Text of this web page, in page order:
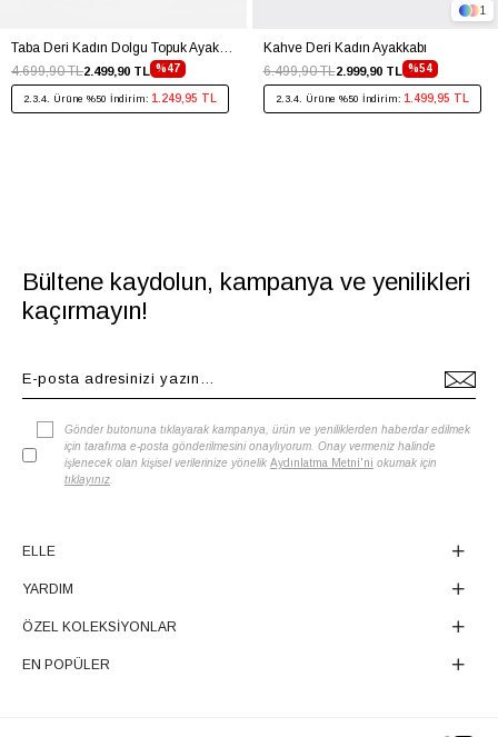
Taba Deri Kadın Dolgu Topuk Ayakkabı
%47
2.499,90 TL
4.699,90 TL
2.3.4. Ürüne %50 İndirim: 1.249,95 TL
Kahve Deri Kadın Ayakkabı
%54
2.999,90 TL
6.499,90 TL
2.3.4. Ürüne %50 İndirim: 1.499,95 TL
1
Bültene kaydolun, kampanya ve yenilikleri
kaçırmayın!
Gönder butonuna tıklayarak kampanya, ürün ve yeniliklerden haberdar edilmek
için tarafıma e-posta gönderilmesini onaylıyorum. Onay vermeniz halinde
işlenecek olan kişisel verilerinize yönelik Aydınlatma Metni'ni okumak için
tıklayınız
ELLE
YARDIM
ÖZEL KOLEKSİYONLAR
EN POPÜLER